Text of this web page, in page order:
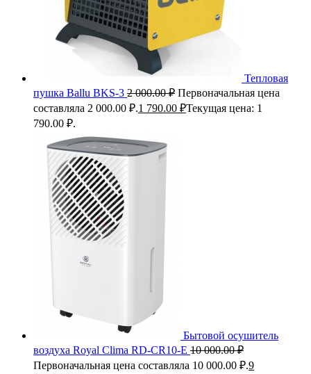
Тепловая
пушка Ballu BKS-3 2 000.00₽ Первоначальная цена
составляла 2 000.00 ₽.1 790.00 ₽Текущая цена: 1
790.00 ₽.
Бытовой осушитель
воздуха Royal Clima RD-CR10-E 10 000.00₽
Первоначальная цена составляла 10 000.00 ₽.9